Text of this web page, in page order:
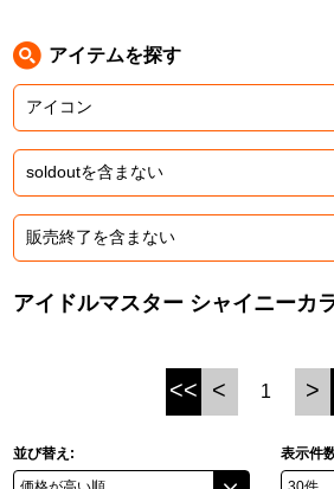
パックマン
ナムコクラシック
ガンダムシリーズ
ドラゴンボール
ラブライブ！シリーズ
ラブライブ！虹ヶ咲学園スクールアイドル同好会
アイテムを探す
アイドルマスター シャイニーカ
<< < 1 >
並び替え: 表示件